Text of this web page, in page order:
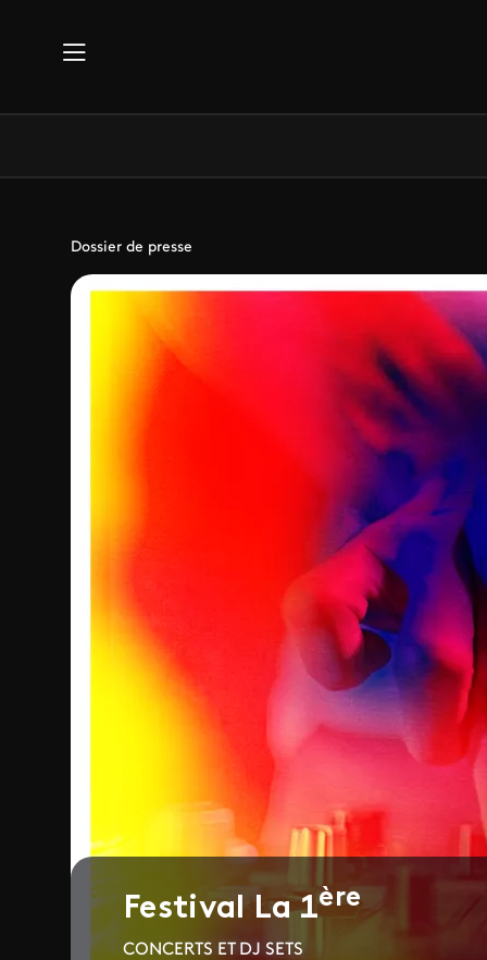
Dossier de presse
Festival La 1ère
CONCERTS ET DJ SETS